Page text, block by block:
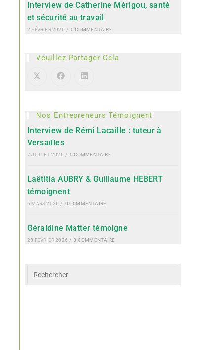
Interview de Catherine Mérigou, santé
et sécurité au travail
2 FÉVRIER 2026 / 0 COMMENTAIRE
Veuillez Partager Cela
Nos Entrepreneurs Témoignent
Interview de Rémi Lacaille : tuteur à
Versailles
7 JUILLET 2026 / 0 COMMENTAIRE
Laëtitia AUBRY & Guillaume HEBERT
témoignent
6 MARS 2026 / 0 COMMENTAIRE
Géraldine Matter témoigne
23 FÉVRIER 2026 / 0 COMMENTAIRE